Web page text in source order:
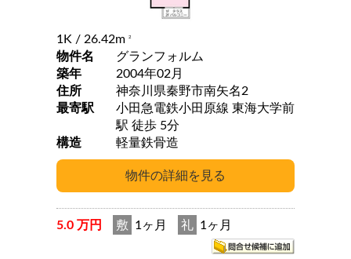
1K / 26.42m 2
物件名
グランフォルム
築年
2004年02月
住所
神奈川県秦野市南矢名2
最寄駅
小田急電鉄小田原線 東海大学前
駅 徒歩 5分
構造
軽量鉄骨造
5.0 万円 敷 1ヶ月 礼 1ヶ月